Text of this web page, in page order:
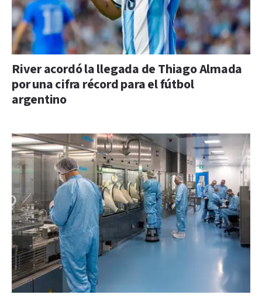
River acordó la llegada de Thiago Almada
por una cifra récord para el fútbol
argentino